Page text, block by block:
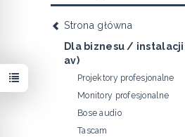
Strona główna
Dla biznesu /
av)
Projektory profesjonalne
Monitory profesjonalne
Bose audio
Tascam